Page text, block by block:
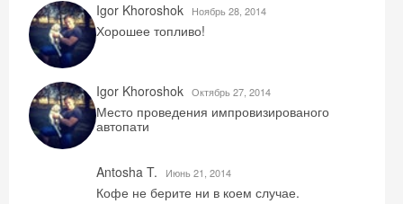
Igor Khoroshok Ноябрь 28, 2014
Хорошее топливо!
Igor Khoroshok Октябрь 27, 2014
Место проведения импровизированого
автопати
Antosha T. Июнь 21, 2014
Кофе не берите ни в коем случае.